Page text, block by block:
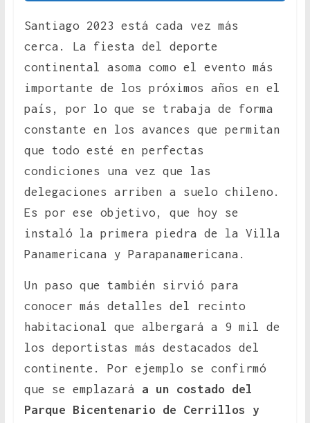
Santiago 2023 está cada vez más
cerca. La fiesta del deporte
continental asoma como el evento más
importante de los próximos años en el
país, por lo que se trabaja de forma
constante en los avances que permitan
que todo esté en perfectas
condiciones una vez que las
delegaciones arriben a suelo chileno.
Es por ese objetivo, que hoy se
instaló la primera piedra de la Villa
Panamericana y Parapanamericana.
Un paso que también sirvió para
conocer más detalles del recinto
habitacional que albergará a 9 mil de
los deportistas más destacados del
continente. Por ejemplo se confirmó
que se emplazará a un costado del
Parque Bicentenario de Cerrillos y